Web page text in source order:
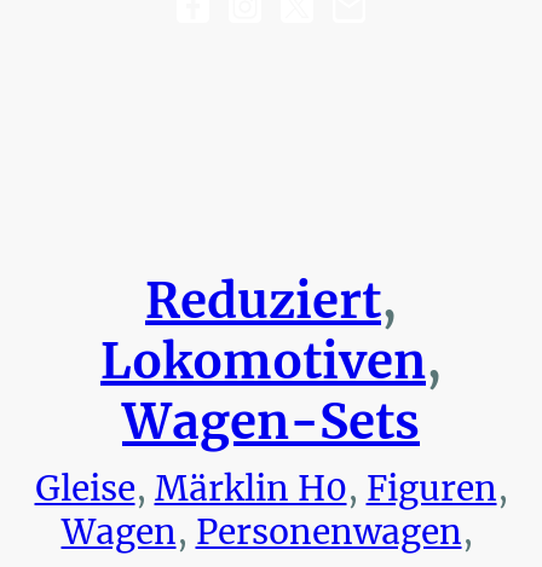
Reduziert,
Lokomotiven,
Wagen-Sets
Gleise, Märklin H0, Figuren,
Wagen, Personenwagen,